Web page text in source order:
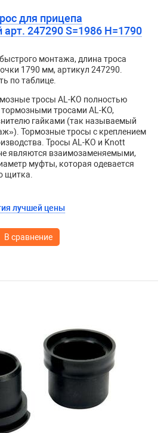
для прицепа
247290 S=1986 H=1790
монтажа, длина троса
1790 мм, артикул 247290.
по таблице.
тросы AL-KO полностью
тросами AL-KO,
гайками (так называемый
Тормозные тросы с креплением
Тросы AL -KO и Knott
являются взаимозаменяемыми,
муфты, которая одевается
щитка.
лучшей цены
В сравнение